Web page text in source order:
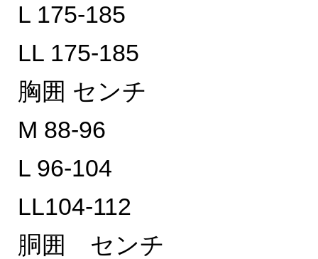
L 175-185
LL 175-185
胸囲 センチ
M 88-96
L 96-104
LL104-112
胴囲 センチ